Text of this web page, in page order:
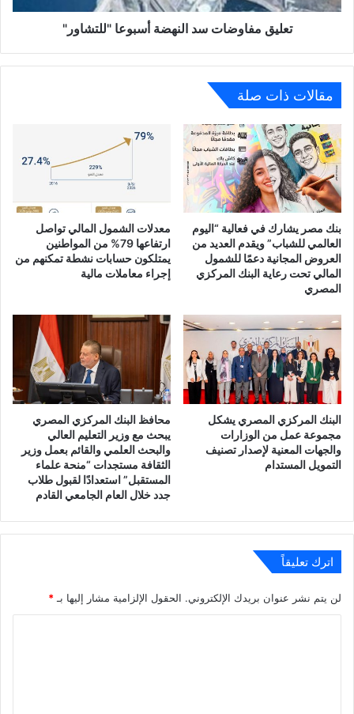
تعليق مفاوضات سد النهضة أسبوعا "للتشاور"
مقالات ذات صلة
بنك مصر يشارك في فعالية “اليوم
العالمي للشباب” ويقدم العديد من
العروض المجانية دعمًا للشمول
المالي تحت رعاية البنك المركزي
المصري
معدلات الشمول المالي تواصل
ارتفاعها 79% من المواطنين
يمتلكون حسابات نشطة تمكنهم من
إجراء معاملات مالية
البنك المركزي المصري يشكل
مجموعة عمل من الوزارات
والجهات المعنية لإصدار تصنيف
التمويل المستدام
محافظ البنك المركزي المصري
يبحث مع وزير التعليم العالي
والبحث العلمي والقائم بعمل وزير
الثقافة مستجدات “منحة علماء
المستقبل” استعدادًا لقبول طلاب
جدد خلال العام الجامعي القادم
اترك تعليقاً
لن يتم نشر عنوان بريدك الإلكتروني. الحقول الإلزامية مشار إليها بـ*